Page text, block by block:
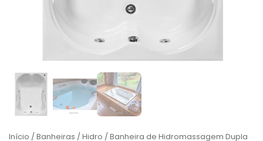
Início /Banheiras /Hidro / Banheira de Hidromassagem Dupla